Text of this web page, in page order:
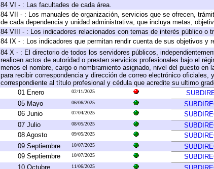
84 VI - : Las facultades de cada área.
84 VII - : Los manuales de organización, servicios que se ofrecen,
de cada dependencia y unidad administrativa, que incluya metas,
84 VIII - : Los indicadores relacionados con temas de interés público o
84 IX - : Los indicadores que permitan rendir cuenta de sus objetivos y
84 X - : El directorio de todos los servidores públicos,
realicen actos de autoridad o presten servicios profesionales bajo el
menos el nombre, cargo o nombramiento asignado, nivel del puesto
para recibir correspondencia y dirección de correo electrónico
correspondiente al título profesional y cédula que acredite su ultimo
01 Enero
02/11/2025
05 Mayo 06/06/2025
06 Junio 07/04/2025
07 Julio 08/05/2025
08 Agosto 09/05/2025
09 Septiembre 10/07/2025
09 Septiembre 10/07/2025
10 Octubre 11/06/2025